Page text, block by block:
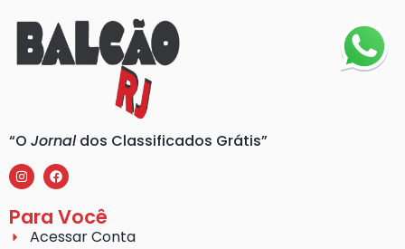
“O Jornaldos Classificados Grátis”
Para Você
Acessar Conta